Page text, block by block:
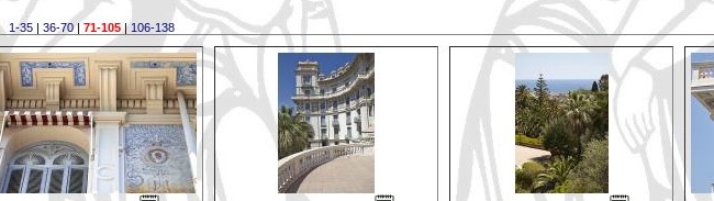
1-35| 36-70| 71-105|106-138